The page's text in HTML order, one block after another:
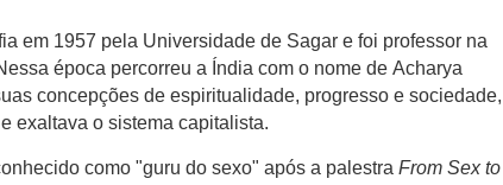
em 1957 pela Universidade de Sagar e foi professor na
época percorreu a Índia com o nome de Acharya
concepções de espiritualidade, progresso e sociedade,
exaltava o sistema capitalista.
como "guru do sexo" após a palestra From Sex to